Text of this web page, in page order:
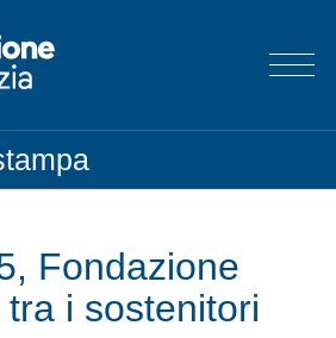
Fondazione
i sostenitori